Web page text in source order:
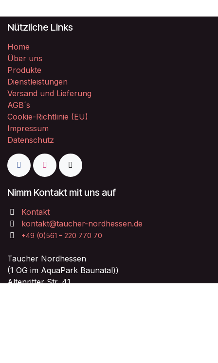
Nützliche Links
Home
Über uns
Produkte
Dienstleistungen
Versand und Lieferung
AGB´s
Cookie-Richtlinie (EU)
Impressum
Datenschutz
Nimm Kontakt mit uns auf
Kontakt
kontakt@taucher-nordhessen.de
+49 (0)561 – 220 770 70
Taucher Nordhessen
(1 OG im AquaPark Baunatal))
Altenritter Str. 41